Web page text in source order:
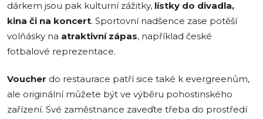
dárkem jsou pak kulturní zážitky, lístky do divadla,
kina či na koncert. Sportovní nadšence zase potěší
volňásky na atraktivní zápas, například české
fotbalové reprezentace.
Voucher do restaurace patří sice také k evergreenům,
ale originální můžete být ve výběru pohostinského
zařízení. Své zaměstnance zaveďte třeba do prostředí